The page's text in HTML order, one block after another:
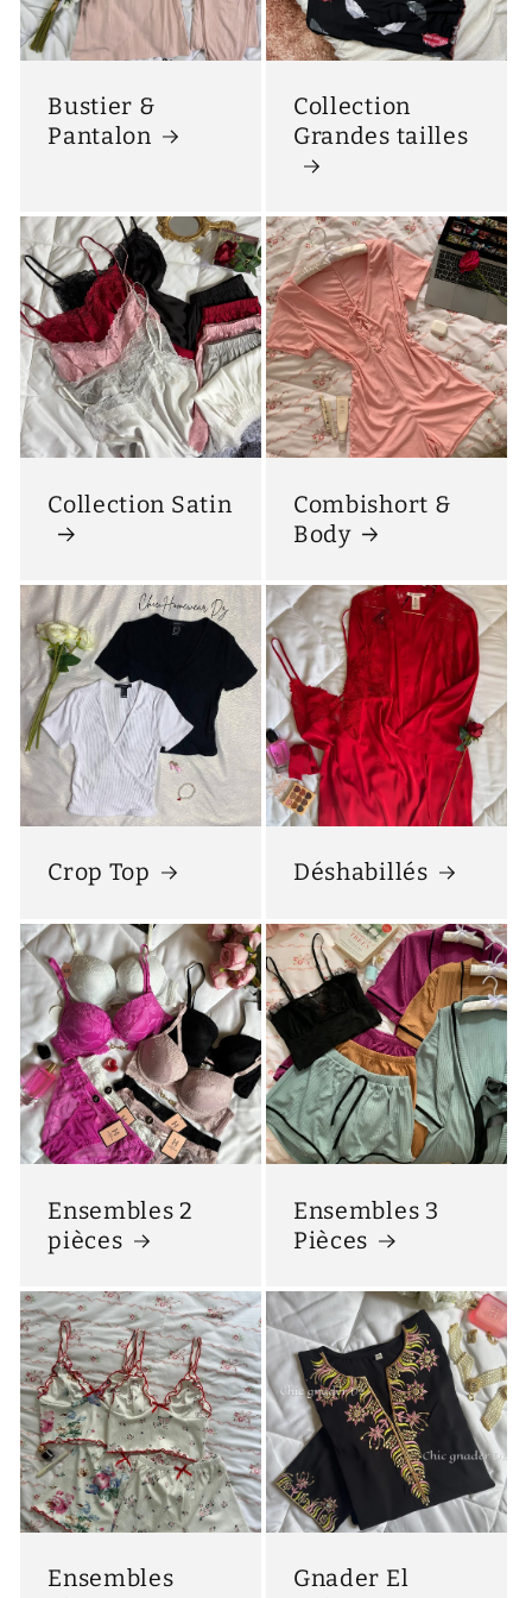
Bustier &
Pantalon
Collection
Grandes tailles
Collection Satin
Combishort &
Body
Crop Top Déshabillés
Ensembles 2
pièces
Ensembles 3
Pièces
Ensembles
Gnader El